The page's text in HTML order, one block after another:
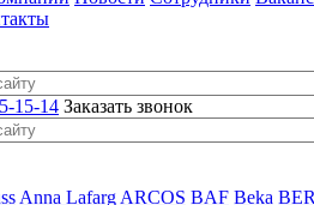
15-14 Заказать звонок
Anna Lafarg ARCOS BAF Beka